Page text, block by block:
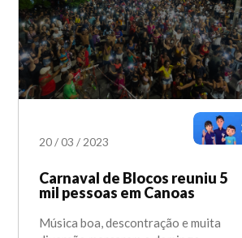
20 /03 /2023
Carnaval de Blocos reuniu 5
mil pessoas em Canoas
Música boa, descontração e muita